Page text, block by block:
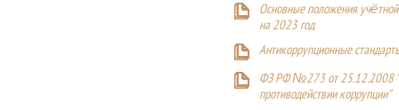
Основные положения
на 2023 год
Антикоррупционные
ФЗ РФ №273 от 25.12.2008
противодействии коррупции"